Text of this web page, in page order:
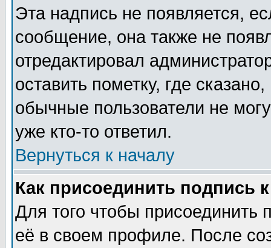
Эта надпись не появляется,
сообщение, она также не
отредактировал
оставить пометку, где
обычные пользователи не
уже кто-то ответил.
Вернуться к началу
Как присоединить подпись
Для того чтобы присоединить
её в своем профиле. После